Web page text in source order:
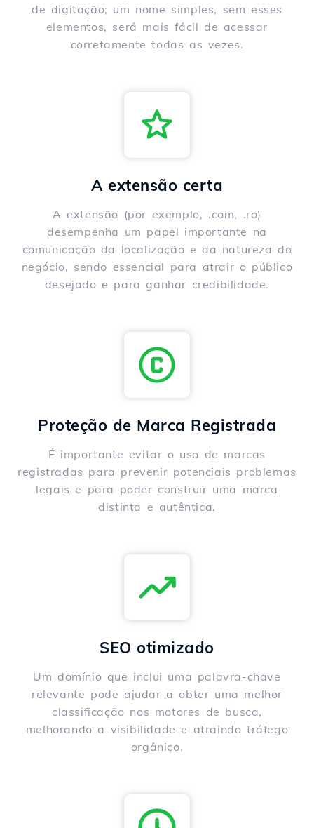
de digitação; um nome simples, sem esses
elementos, será mais fácil de acessar
corretamente todas as vezes.
A extensão certa
A extensão (por exemplo, .com, .ro)
desempenha um papel importante na
comunicação da localização e da natureza do
negócio, sendo essencial para atrair o público
desejado e para ganhar credibilidade.
Proteção de Marca Registrada
É importante evitar o uso de marcas
registradas para prevenir potenciais problemas
legais e para poder construir uma marca
distinta e autêntica.
SEO otimizado
Um domínio que inclui uma palavra-chave
relevante pode ajudar a obter uma melhor
classificação nos motores de busca,
melhorando a visibilidade e atraindo tráfego
orgânico.